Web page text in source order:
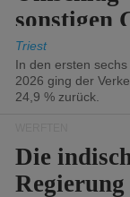
sonstigen
abnimmt.
Triest
In den ersten
2026 ging der
24,9 % zurück.
Die